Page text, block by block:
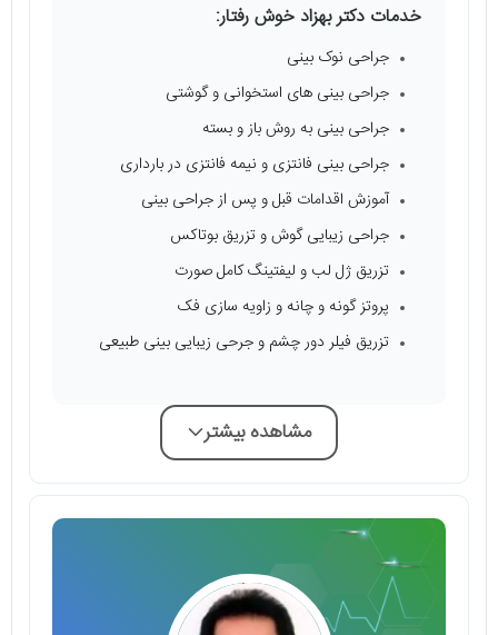
خدمات دکتر بهزاد خوش رفتار:
جراحی نوک بینی
جراحی بینی‌ های استخوانی و گوشتی
جراحی بینی به روش باز و بسته
جراحی بینی فانتزی و نیمه فانتزی در بارداری
آموزش اقدامات قبل و پس از جراحی بینی
جراحی زیبایی گوش و تزریق بوتاکس
تزریق ژل لب و لیفتینگ کامل صورت
پروتز گونه و چانه و زاویه سازی فک
تزریق فیلر دور چشم و جرحی زیبایی بینی طبیعی
مشاهده بیشتر